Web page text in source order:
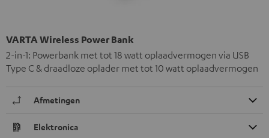
VARTA Wireless Power Bank
2-in-1: Powerbank met tot 18 watt oplaadvermogen via USB
Type C & draadloze oplader met tot 10 watt oplaadvermogen
Afmetingen
Elektronica